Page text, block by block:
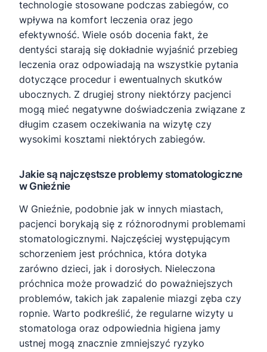
technologie stosowane podczas zabiegów, co
wpływa na komfort leczenia oraz jego
efektywność. Wiele osób docenia fakt, że
dentyści starają się dokładnie wyjaśnić przebieg
leczenia oraz odpowiadają na wszystkie pytania
dotyczące procedur i ewentualnych skutków
ubocznych. Z drugiej strony niektórzy pacjenci
mogą mieć negatywne doświadczenia związane z
długim czasem oczekiwania na wizytę czy
wysokimi kosztami niektórych zabiegów.
Jakie są najczęstsze problemy stomatologiczne
w Gnieźnie
W Gnieźnie, podobnie jak w innych miastach,
pacjenci borykają się z różnorodnymi problemami
stomatologicznymi. Najczęściej występującym
schorzeniem jest próchnica, która dotyka
zarówno dzieci, jak i dorosłych. Nieleczona
próchnica może prowadzić do poważniejszych
problemów, takich jak zapalenie miazgi zęba czy
ropnie. Warto podkreślić, że regularne wizyty u
stomatologa oraz odpowiednia higiena jamy
ustnej mogą znacznie zmniejszyć ryzyko